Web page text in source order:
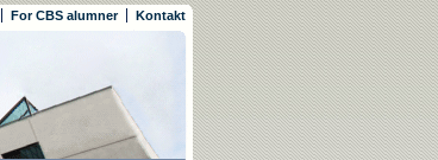
For CBS alumner Kontakt